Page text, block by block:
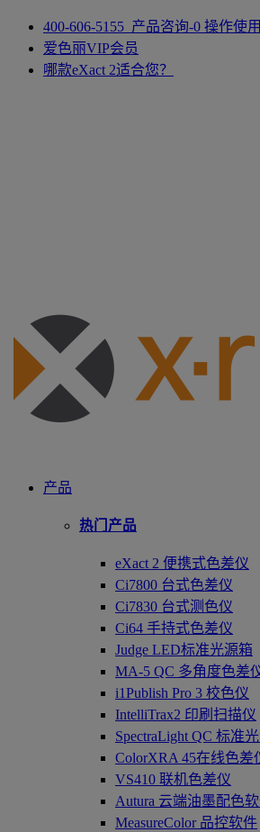
400-606-5155 产品咨询-0 操作使
爱色丽VIP会员
哪款eXact 2适合您？
产品
热门产品
eXact 2 便携式色差仪
Ci7800 台式色差仪
Ci7830 台式测色仪
Ci64 手持式色差仪
Judge LED标准光源箱
MA-5 QC 多角度色差
i1Publish Pro 3 校色仪
IntelliTrax2 印刷扫描仪
SpectraLight QC 标准
ColorXRA 45在线色差
VS410 联机色差仪
Autura 云端油墨配色
MeasureColor 品控软件